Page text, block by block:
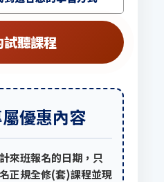
試聽課程
優惠內容
來班報名的日期，只
正規全修(套)課程並現